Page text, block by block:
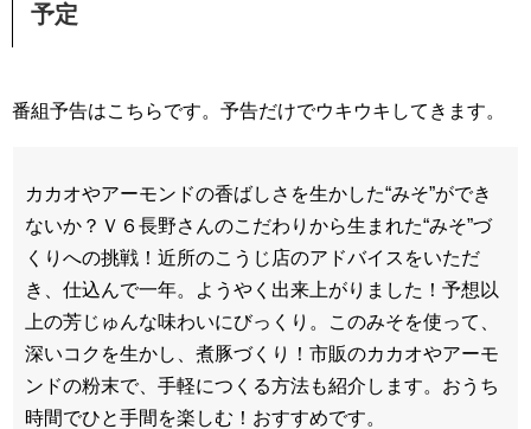
予定
番組予告はこちらです。予告だけでウキウキしてきます。
カカオやアーモンドの香ばしさを生かした“みそ”ができ
ないか？Ｖ６長野さんのこだわりから生まれた“みそ”づ
くりへの挑戦！近所のこうじ店のアドバイスをいただ
き、仕込んで一年。ようやく出来上がりました！予想以
上の芳じゅんな味わいにびっくり。このみそを使って、
深いコクを生かし、煮豚づくり！市販のカカオやアーモ
ンドの粉末で、手軽につくる方法も紹介します。おうち
時間でひと手間を楽しむ！おすすめです。